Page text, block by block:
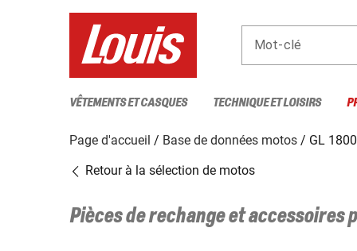
Mot-clé
VÊTEMENTS ET CASQUES TECHNIQUE ET LOISIRS
Page d'accueil Base de données motos
GL
Retour à la sélection de motos
Pièces de rechange et accessoires